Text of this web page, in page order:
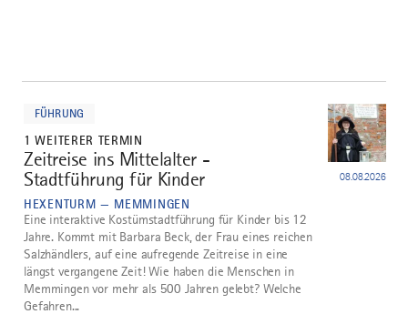
FÜHRUNG
1 WEITERER TERMIN
1
Zeitreise ins Mittelalter -
Stadtführung für Kinder
HEXENTURM — MEMMINGEN
08.08.2026
Eine interaktive Kostümstadtführung für Kinder bis 12
Jahre. Kommt mit Barbara Beck, der Frau eines reichen
Salzhändlers, auf eine aufregende Zeitreise in eine
längst vergangene Zeit! Wie haben die Menschen in
Memmingen vor mehr als 500 Jahren gelebt? Welche
Gefahren...